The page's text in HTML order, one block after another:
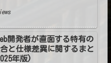
開発者が直面する特有の
と仕様差異に関するまと
年版)